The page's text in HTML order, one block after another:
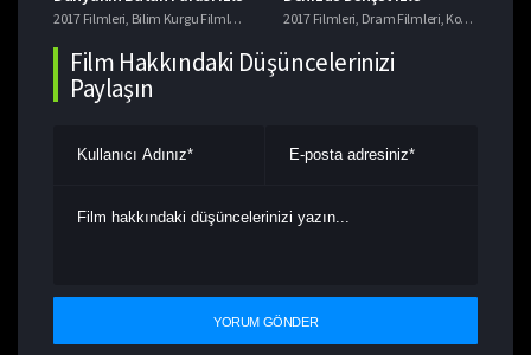
Filmleri, Fantastik Filmler,imdb 7+ Filmler
2017 Filmleri Bilim Kurgu Filmleri Dram Filmleri,Suç Filmleri
2017 Filmleri Dram Filmleri Korku Filmleri
Film Hakkındaki Düşüncelerinizi
Paylaşın